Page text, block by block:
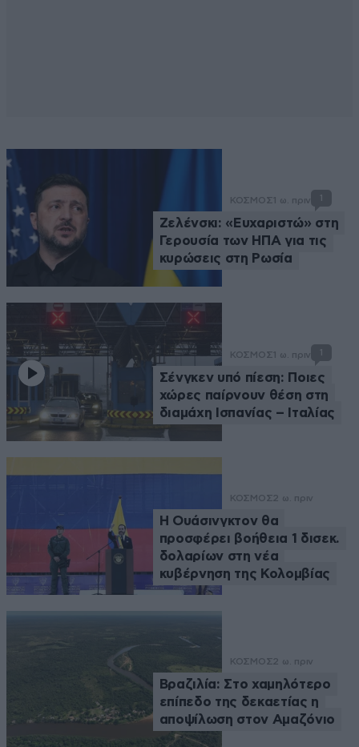
ΚΟΣΜΟΣ 1 ω. πριν
Ζελένσκι: «Ευχαριστώ» στη
Γερουσία των ΗΠΑ για τις
κυρώσεις στη Ρωσία
ΚΟΣΜΟΣ 1 ω. πριν 1
Σένγκεν υπό πίεση: Ποιες
χώρες παίρνουν θέση στη
διαμάχη Ισπανίας – Ιταλίας
ΚΟΣΜΟΣ2 ω. πριν
Η Ουάσινγκτον θα
προσφέρει βοήθεια 1 δισεκ.
δολαρίων στη νέα
κυβέρνηση της Κολομβίας
ΚΟΣΜΟΣ2 ω. πριν
Βραζιλία: Στο χαμηλότερο
επίπεδο της δεκαετίας η
αποψίλωση στον Αμαζόνιο